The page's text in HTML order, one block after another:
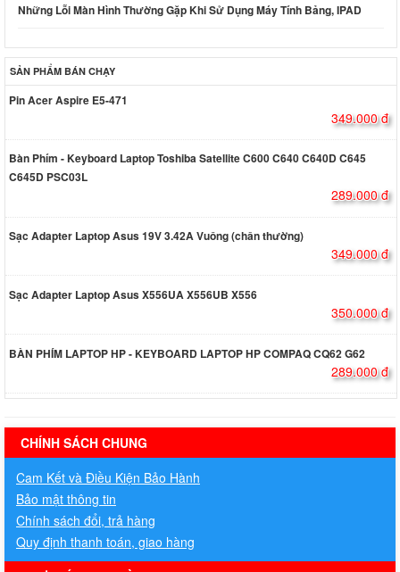
Những Lỗi Màn Hình Thường Gặp Khi Sử Dụng Máy Tính Bảng, IPAD
SẢN PHẨM BÁN CHẠY
Pin Acer Aspire E5-471
349.000 đ
Bàn Phím - Keyboard Laptop Toshiba Satellite C600 C640 C640D C645
C645D PSC03L
289.000 đ
Sạc Adapter Laptop Asus 19V 3.42A Vuông (chân thường)
349.000 đ
Sạc Adapter Laptop Asus X556UA X556UB X556
350.000 đ
BÀN PHÍM LAPTOP HP - KEYBOARD LAPTOP HP COMPAQ CQ62 G62
289.000 đ
hermes handbags outlet online
CHÍNH SÁCH CHUNG
Cam Kết và Điều Kiện Bảo Hành
Bảo mật thông tin
Chính sách đổi, trả hàng
Quy định thanh toán, giao hàng